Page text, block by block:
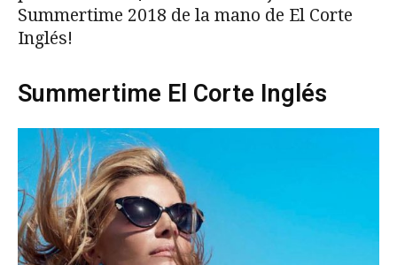
Summertime 2018 de la mano de El Corte
Inglés!
Summertime El Corte Inglés